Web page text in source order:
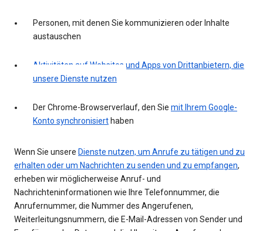
Personen, mit denen Sie kommunizieren oder Inhalte
austauschen
Aktivitäten auf Websites und Apps von Drittanbietern, die
unsere Dienste nutzen
Der Chrome-Browserverlauf, den Sie mit Ihrem Google-
Konto synchronisiert haben
Wenn Sie unsere Dienste nutzen, um Anrufe zu tätigen und zu
erhalten oder um Nachrichten zu senden und zu empfangen,
erheben wir möglicherweise Anruf- und
Nachrichteninformationen wie Ihre Telefonnummer, die
Anrufernummer, die Nummer des Angerufenen,
Weiterleitungsnummern, die E-Mail-Adressen von Sender und